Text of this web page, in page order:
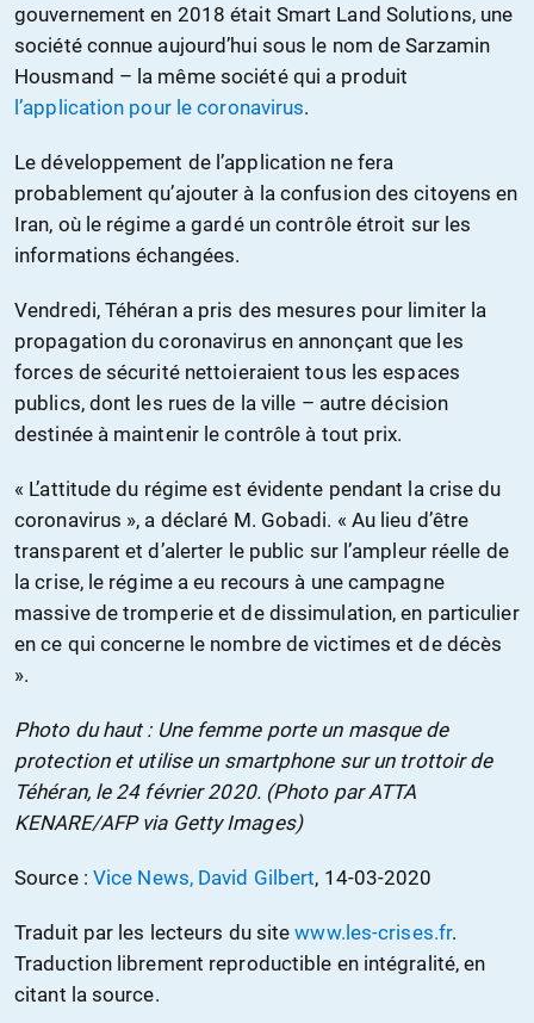
gouvernement en 2018 était Smart Land Solutions, une
société connue aujourd’hui sous le nom de Sarzamin
Housmand – la même société qui a produit
l’application pour le coronavirus.
Le développement de l’application ne fera
probablement qu’ajouter à la confusion des citoyens en
Iran, où le régime a gardé un contrôle étroit sur les
informations échangées.
Vendredi, Téhéran a pris des mesures pour limiter la
propagation du coronavirus en annonçant que les
forces de sécurité nettoieraient tous les espaces
publics, dont les rues de la ville – autre décision
destinée à maintenir le contrôle à tout prix.
« L’attitude du régime est évidente pendant la crise du
coronavirus », a déclaré M. Gobadi. « Au lieu d’être
transparent et d’alerter le public sur l’ampleur réelle de
la crise, le régime a eu recours à une campagne
massive de tromperie et de dissimulation, en particulier
en ce qui concerne le nombre de victimes et de décès
».
Photo du haut : Une femme porte un masque de
protection et utilise un smartphone sur un trottoir de
Téhéran, le 24 février 2020. (Photo par ATTA
KENARE/AFP via Getty Images)
Source : Vice News, David Gilbert, 14-03-2020
Traduit par les lecteurs du sitewww.les-crises.fr.
Traduction librement reproductible en intégralité, en
citant la source.